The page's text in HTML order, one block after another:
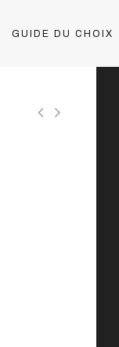
GUIDE DU CHOIX